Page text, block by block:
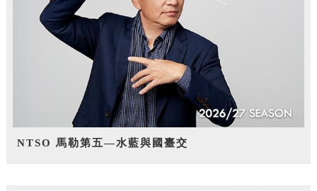
NTSO 馬勒第五—水藍與國臺交